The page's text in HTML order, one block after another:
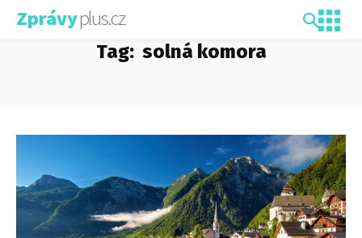
Zprávyplus.cz
Tag: solná komora